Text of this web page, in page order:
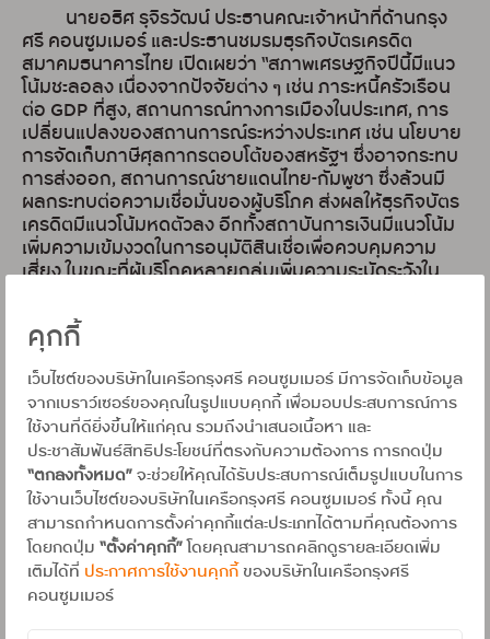
คุกกี้
เว็บไซต์ของบริษัทในเครือกรุงศรี คอนซูมเมอร์ มีการจัดเก็บข้อมูล
จากเบราว์เซอร์ของคุณในรูปแบบคุกกี้ เพื่อมอบประสบการณ์การ
ใช้งานที่ดียิ่งขึ้นให้แก่คุณ รวมถึงนำเสนอเนื้อหา และ
ประชาสัมพันธ์สิทธิประโยชน์ที่ตรงกับความต้องการ การกดปุ่ม
“ตกลงทั้งหมด”จะช่วยให้คุณได้รับประสบการณ์เต็มรูปแบบในการ
ใช้งานเว็บไซต์ของบริษัทในเครือกรุงศรี คอนซูมเมอร์ ทั้งนี้ คุณ
สามารถกำหนดการตั้งค่าคุกกี้แต่ละประเภทได้ตามที่คุณต้องการ
โดยกดปุ่ม “ตั้งค่าคุกกี้”โดยคุณสามารถคลิกดูรายละเอียดเพิ่ม
เติมได้ที่ ประกาศการใช้งานคุกกี้ ของบริษัทในเครือกรุงศรี
คอนซูมเมอร์
นายอธิศ รุจิรวัฒน์ ประธานคณะเจ้าหน้าที่ด้านกรุง
ศรี คอนซูมเมอร์ และประธานชมรมธุรกิจบัตรเครดิต
สมาคมธนาคารไทย เปิดเผยว่า “สภาพเศรษฐกิจปีนี้มีแนว
โน้มชะลอลง เนื่องจากปัจจัยต่าง ๆ เช่น ภาระหนี้ครัวเรือน
ต่อ GDP ที่สูง, สถานการณ์ทางการเมืองในประเทศ, การ
เปลี่ยนแปลงของสถานการณ์ระหว่างประเทศ เช่น นโยบาย
การจัดเก็บภาษีศุลกากรตอบโต้ของสหรัฐฯ ซึ่งอาจกระทบ
การส่งออก, สถานการณ์ชายแดนไทย-กัมพูชา ซึ่งล้วนมี
ผลกระทบต่อความเชื่อมั่นของผู้บริโภค ส่งผลให้ธุรกิจบัตร
เครดิตมีแนวโน้มหดตัวลง อีกทั้งสถาบันการเงินมีแนวโน้ม
เพิ่มความเข้มงวดในการอนุมัติสินเชื่อเพื่อควบคุมความ
เสี่ยง ในขณะที่ผู้บริโภคหลายกลุ่มเพิ่มความระมัดระวังใน
ผู้ประกอบการต้องเร่งปรับตัว”
นายอธิป ศิลป์พจีการ กรรมการผู้จัดการใหญ่ บริษัท
อยุธยา แคปปิตอล เซอร์วิสเซส จำกัด และประธานชมรมสิน
เชื่อส่วนบุคคล ภายใต้สมาคมธนาคารไทย กล่าวเสริมว่า
“จากสภาพเศรษฐกิจที่มีแนวโน้มชะลอตัวลงและภาระหนี้
ภาคครัวเรือนที่สูงส่งผลให้ธุรกิจสินเชื่อส่วนบุคคลมีแนว
โน้มหดตัวต่อเนื่อง โดยผู้บริโภคมีความระมัดระวังในการใช้
สินเชื่อมากขึ้นและต้องการลดภาระการใช้สินเชื่อใน
สถานการณ์ความไม่แน่นอนจึงส่งผลให้มีการใช้สินเชื่อที่
ลดลง ในขณะที่ผู้ประกอบการก็ระมัดระวังในการปล่อยสิน
เชื่อมากขึ้น ควบคู่กับมาตรการการควบคุมของหน่วยงาน
ภาครัฐ ส่งผลให้ยอดการปล่อยสินเชื่อใหม่ลดลง จึงเป็น
ความท้าทายของผู้ประกอบการในการปล่อยสินเชื่อใน